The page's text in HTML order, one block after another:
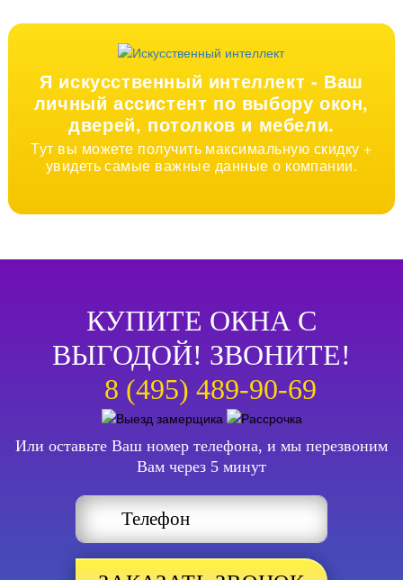
Я искусственный интеллект - Ваш
личный ассистент по выбору окон,
дверей, потолков и мебели.
Тут вы можете получить максимальную скидку +
увидеть самые важные данные о компании.
КУПИТЕ ОКНА С
ВЫГОДОЙ! ЗВОНИТЕ!
8 (495) 489-90-69
Или оставьте Ваш номер телефона, и мы перезвоним
Вам через 5 минут